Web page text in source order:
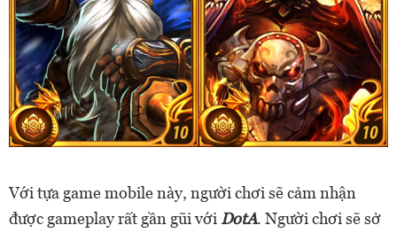
Với tựa game mobile này, người chơi sẽ cảm nhận
được gameplay rất gần gũi với DotA. Người chơi sẽ sở